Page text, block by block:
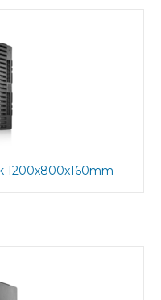
1200x800x160mm